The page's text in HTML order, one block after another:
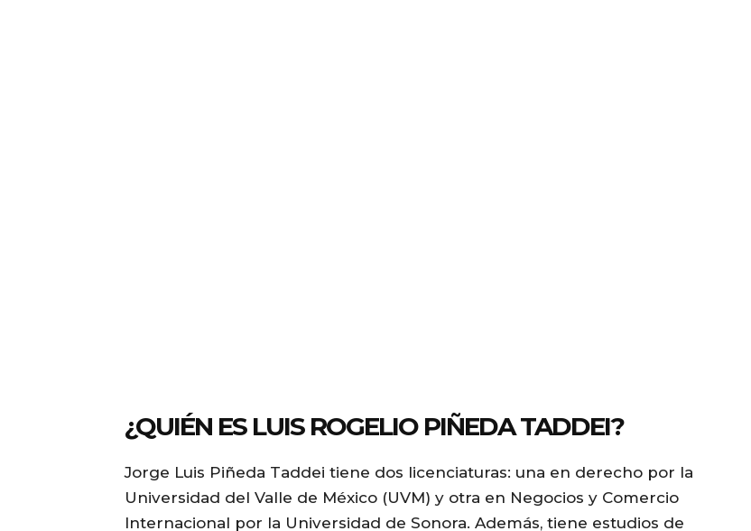
¿QUIÉN ES LUIS ROGELIO PIÑEDA TADDEI?
Jorge Luis Piñeda Taddei tiene dos licenciaturas: una en derecho por la
Universidad del Valle de México (UVM) y otra en Negocios y Comercio
Internacional por la Universidad de Sonora. Además, tiene estudios de